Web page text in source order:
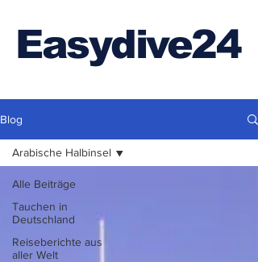
Easydive24
Blog
Alle Beiträge
Tauchen in
Deutschland
Reiseberichte aus
aller Welt
Arabische Halbinsel